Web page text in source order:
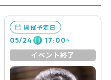
開催予定日
05/24 日 17:00~
イベント終了